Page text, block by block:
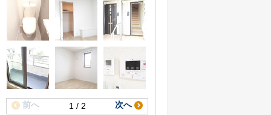
1 / 2
前へ 次へ